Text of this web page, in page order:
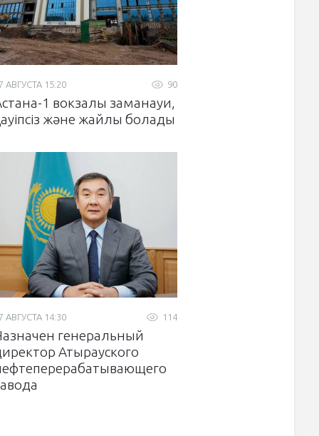
90
АВГУСТА 15:20
1 вокзалы заманауи,
және жайлы болады
114
АВГУСТА 14:30
генеральный
Атырауского